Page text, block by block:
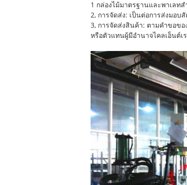
1 กล่องไม้มาตรฐานและพาเลท
2, การจัดส่ง: เป็นต่อการส่งมอบ
3, การจัดส่งสินค้า: ตามคำขอขอ
หรือตัวแทนผู้มีอำนาจไคลเอ็นต์เ